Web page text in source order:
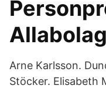
Allabolag
Arne Karlsson.
Stöcker. Elisabeth